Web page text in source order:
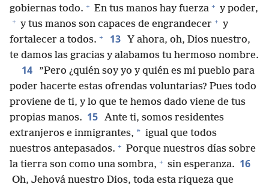
gobiernas todo. + En tus manos hay fuerza + y poder,
+ y tus manos son capaces de engrandecer + y
fortalecer a todos. + 13
Y ahora, oh, Dios nuestro,
te damos las gracias y alabamos tu hermoso nombre.
14
”Pero ¿quién soy yo y quién es mi pueblo para
poder hacerte estas ofrendas voluntarias? Pues todo
proviene de ti, y lo que te hemos dado viene de tus
propias manos. 15 Ante ti, somos residentes
extranjeros e inmigrantes, * igual que todos
nuestros antepasados. + Porque nuestros días sobre
la tierra son como una sombra, + sin esperanza. 16
Oh, Jehová nuestro Dios, toda esta riqueza que